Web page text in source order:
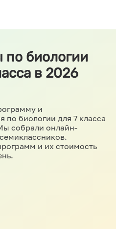
биологии
в 2026
и
по биологии для 7 класса
собрали онлайн-
и их стоимость